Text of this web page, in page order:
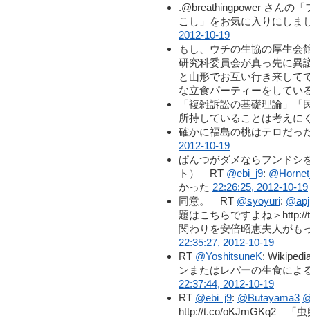
.@breathingpower さんの
こし」をお気に入りにしま
2012-10-19
もし、ウチの生協の厚生会
研究科委員会が真っ先に異
と山形でお互い行き来して
な立食パーティーをしてい
「複雑訴訟の基礎理論」
所持していることは考えに
確かに福島の桃はテロだっ
2012-10-19
ぱんつがダメならフンドシ
ト） RT @ebi_j9:
かった 22:26:25, 2012-10-19
同意。 RT @syoyuri: @apj
題はこちらですよね＞
関わりを安倍昭恵夫人がも
22:35:27, 2012-10-19
RT @YoshitsuneK:
ンまたはレバーの生食によ
22:37:44, 2012-10-19
RT @ebi_j9: @Butayama3
http://t.co/oKJmGKq2 「虫